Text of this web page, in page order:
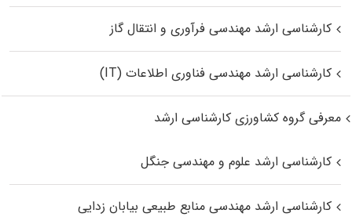
کارشناسی ارشد مهندسی فرآوری و انتقال گاز
کارشناسی ارشد مهندسی فناوری اطلاعات (IT)
معرفی گروه کشاورزی کارشناسی ارشد
کارشناسی ارشد علوم و مهندسی جنگل
کارشناسی ارشد مهندسی منابع طبیعی بیابان زدایی